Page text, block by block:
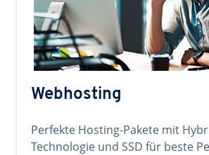
Webhosting
Perfekte Hosting-Pakete mit
Technologie und SSD für beste